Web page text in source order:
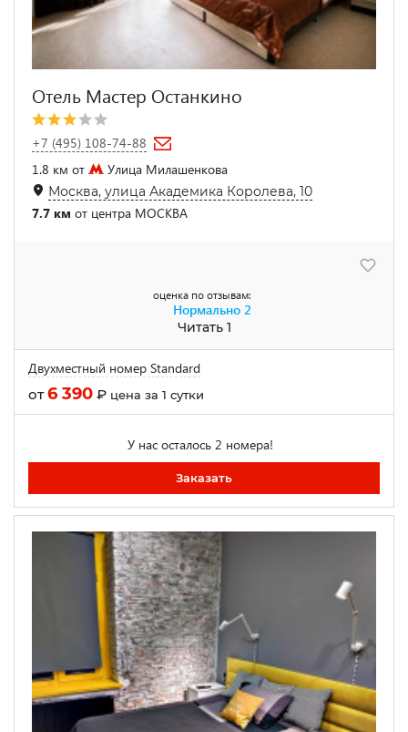
Отель Мастер Останкино
+7 (495) 108-74-88
1.8 км от
Улица Милашенкова
Москва, улица Академика Королева, 10
7.7 км от центра МОСКВА
оценка по отзывам:
Нормально 2
Читать 1
Двухместный номер Standard
от6 390 ₽ цена за 1 сутки
У нас осталось 2 номера!
Заказать